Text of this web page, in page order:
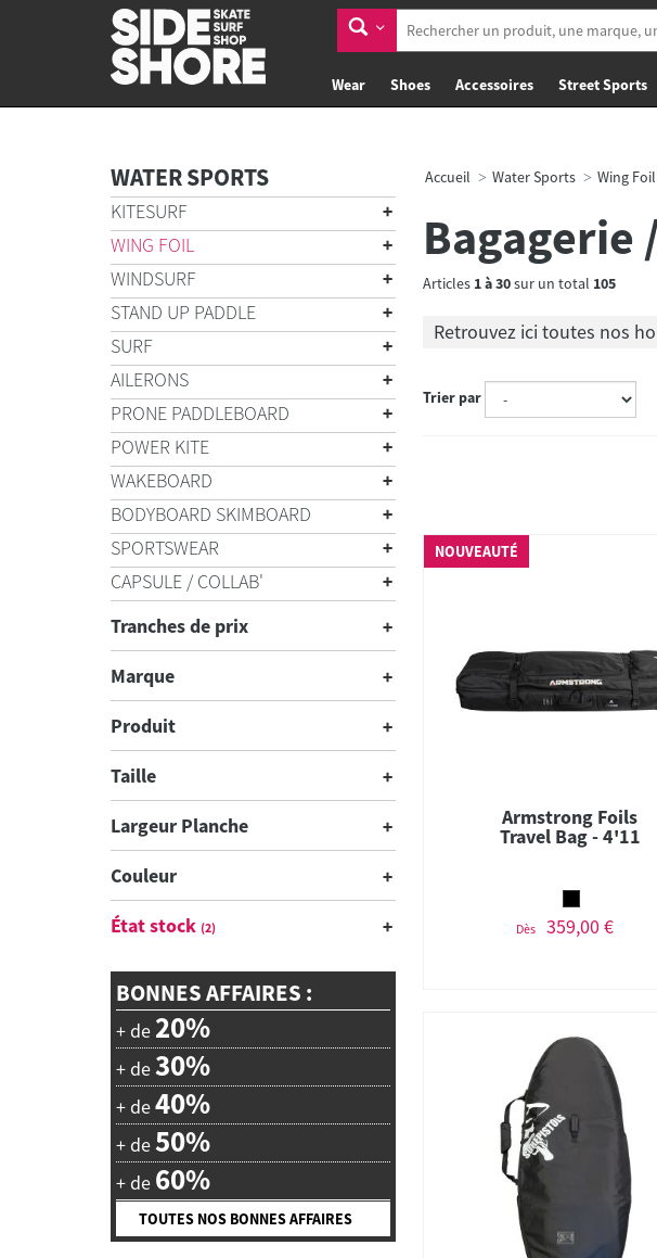
Wear Shoes Accessoires Street Sports
WATER SPORTS
KITESURF
WING FOIL
WINDSURF
STAND UP PADDLE
SURF
AILERONS
PRONE PADDLEBOARD
POWER KITE
WAKEBOARD
BODYBOARD SKIMBOARD
SPORTSWEAR
CAPSULE / COLLAB'
Tranches de prix
Marque
Produit
Taille
Largeur Planche
Couleur
État stock (2)
BONNES AFFAIRES :
+ de 20%
+ de30%
+ de40%
+ de50%
+ de 60%
TOUTES NOS BONNES AFFAIRES
Accueil Water Sports Wing Foil
Bagagerie
Articles 1à30sur un total 105
Retrouvez ici toutes nos
Trier par
NOUVEAUTÉ
Armstrong Foils
Travel Bag - 4'11
Dès 359,00 €